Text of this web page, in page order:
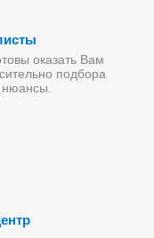
оказать Вам
подбора
нюансы.